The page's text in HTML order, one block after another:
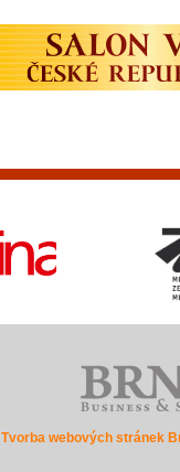
Tvorba webových stránek